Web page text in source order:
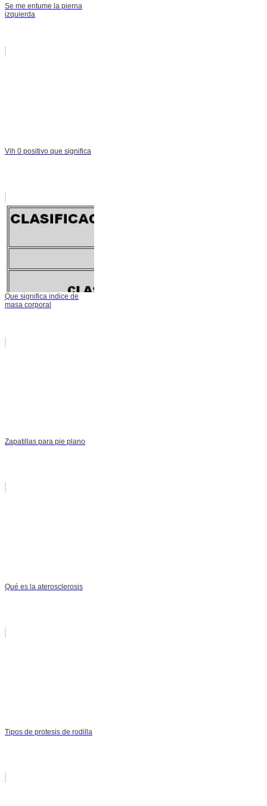
Se me entume la pierna
izquierda
Vih 0 positivo que significa
Que significa indice de
masa corporal
Zapatillas para pie plano
Qué es la aterosclerosis
Tipos de protesis de rodilla